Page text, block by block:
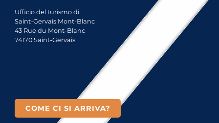
Ufficio del turismo di
Saint-Gervais Mont-Blanc
43 Rue du Mont-Blanc
74170 Saint-Gervais
COME CI SI ARRIVA?